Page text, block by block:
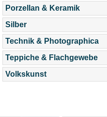
Porzellan & Keramik
Silber
Technik & Photographica
Teppiche & Flachgewebe
Volkskunst